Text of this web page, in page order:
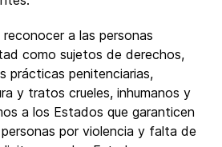
a las personas
como sujetos de derechos,
prácticas penitenciarias,
y tratos crueles, inhumanos y
a los Estados que garanticen
por violencia y falta de